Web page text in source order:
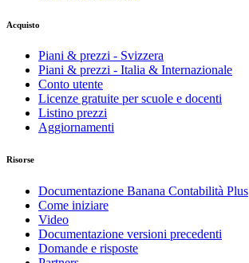
Acquisto
Piani & prezzi - Svizzera
Piani & prezzi - Italia & Internazionale
Conto utente
Licenze gratuite per scuole e docenti
Listino prezzi
Aggiornamenti
Risorse
Documentazione Banana Contabilità Plus
Come iniziare
Video
Documentazione versioni precedenti
Domande e risposte